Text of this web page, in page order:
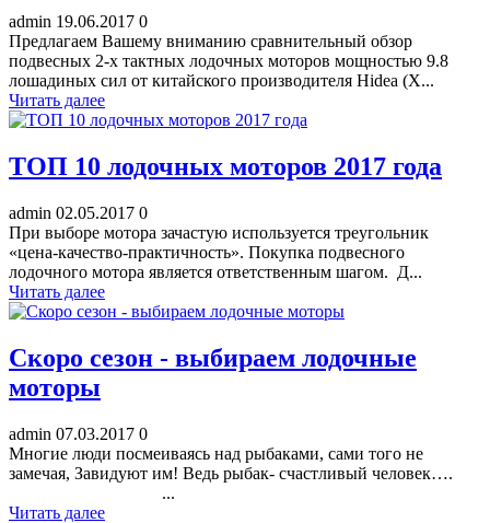
admin 19.06.2017 0
Предлагаем Вашему вниманию сравнительный обзор
подвесных 2-х тактных лодочных моторов мощностью 9.8
лошадиных сил от китайского производителя Hidea (Х...
Читать далее
ТОП 10 лодочных моторов 2017 года
admin 02.05.2017 0
При выборе мотора зачастую используется треугольник
«цена-качество-практичность». Покупка подвесного
лодочного мотора является ответственным шагом. Д...
Читать далее
Скоро сезон - выбираем лодочные
моторы
admin 07.03.2017 0
Многие люди посмеиваясь над рыбаками, сами того не
замечая, Завидуют им! Ведь рыбак- счастливый человек….
...
Читать далее